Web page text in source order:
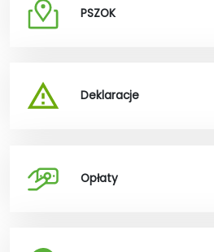
PSZOK
Deklaracje
Opłaty